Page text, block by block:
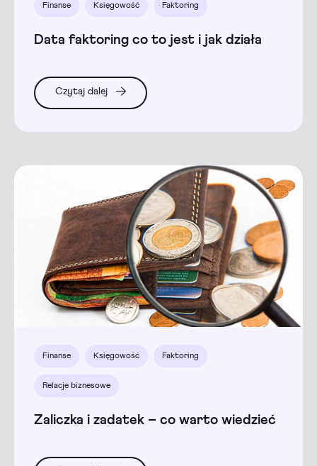
Finanse Księgowość Faktoring
Data faktoring co to jest i jak działa
Czytaj dalej
Finanse Księgowość Faktoring
Relacje biznesowe
Zaliczka i zadatek – co warto wiedzieć